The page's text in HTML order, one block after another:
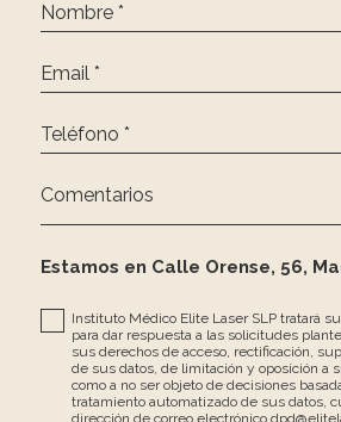
Nombre *
Email *
Teléfono *
Comentarios
Estamos en Calle Orense, 56,
Instituto Médico Elite Laser SLP tratará
para dar respuesta a las solicitudes
sus derechos de acceso, rectificación,
de sus datos, de limitación y oposición a
como a no ser objeto de decisiones
tratamiento automatizado de sus datos,
dirección de correo electrónico